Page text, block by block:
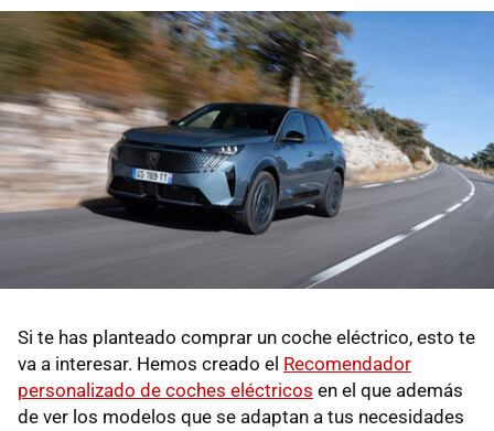
Si te has planteado comprar un coche eléctrico, esto te
va a interesar. Hemos creado el Recomendador
personalizado de coches eléctricos en el que además
de ver los modelos que se adaptan a tus necesidades